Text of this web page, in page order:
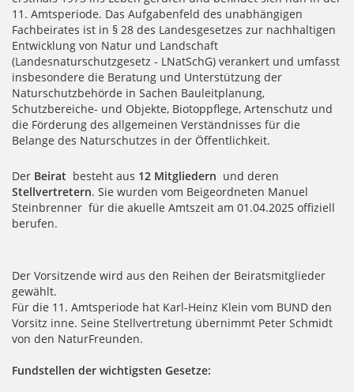
11. Amtsperiode. Das Aufgabenfeld des unabhängigen
Fachbeirates ist in § 28 des Landesgesetzes zur nachhaltigen
Entwicklung von Natur und Landschaft
(Landesnaturschutzgesetz - LNatSchG) verankert und umfasst
insbesondere die Beratung und Unterstützung der
Naturschutzbehörde in Sachen Bauleitplanung,
Schutzbereiche- und Objekte, Biotoppflege, Artenschutz und
die Förderung des allgemeinen Verständnisses für die
Belange des Naturschutzes in der Öffentlichkeit.
Der Beirat besteht aus 12 Mitgliedern und deren
Stellvertretern. Sie wurden vom Beigeordneten Manuel
Steinbrenner für die akuelle Amtszeit am 01.04.2025 offiziell
berufen.
Der Vorsitzende wird aus den Reihen der Beiratsmitglieder
gewählt.
Für die 11. Amtsperiode hat Karl-Heinz Klein vom BUND den
Vorsitz inne. Seine Stellvertretung übernimmt Peter Schmidt
von den NaturFreunden.
Fundstellen der wichtigsten Gesetze: